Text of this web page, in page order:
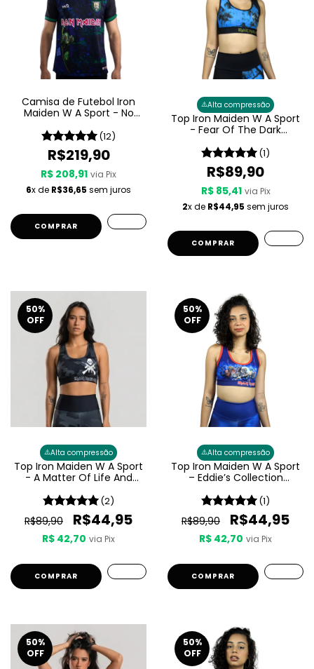
Camisa de Futebol Iron
Maiden W A Sport - No
(12)
R$219,90
R$ 208,91 via Pix
6x de R$36,65 sem juros
COMPRAR
⚠️Alta compressão
Top Iron Maiden W A Sport
- Fear Of The Dark
(1)
R$89,90
R$ 85,41 via Pix
2x de R$44,95 sem juros
COMPRAR
50%
OFF
⚠️Alta compressão
Top Iron Maiden W A Sport
- A Matter Of Life And
(2)
R$89,90 R$44,95
R$ 42,70 via Pix
COMPRAR
50%
OFF
⚠️Alta compressão
Top Iron Maiden W A Sport
– Eddie’s Collection
(1)
R$89,90 R$44,95
R$ 42,70 via Pix
COMPRAR
50%
OFF
50%
OFF